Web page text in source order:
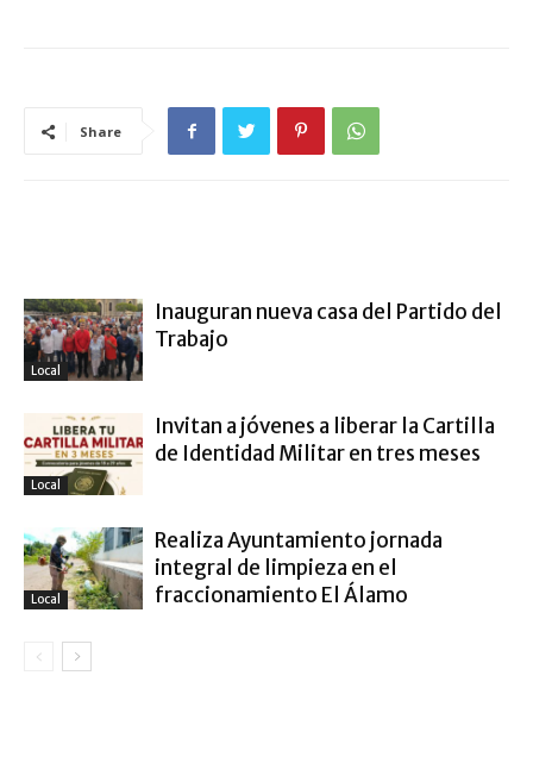
Share
Local
Inauguran nueva casa del Partido del
Trabajo
Local
Invitan a jóvenes a liberar la Cartilla
de Identidad Militar en tres meses
Local
Realiza Ayuntamiento jornada
integral de limpieza en el
fraccionamiento El Álamo